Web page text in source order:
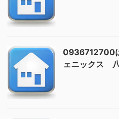
0936712700
ェニックス